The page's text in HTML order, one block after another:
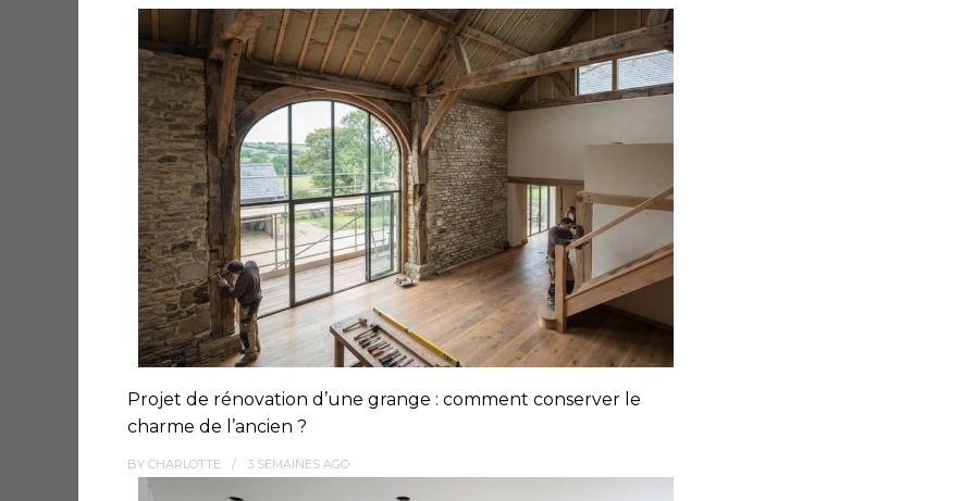
Projet de rénovation d’une grange : comment conserver le
charme de l’ancien ?
BY CHARLOTTE 3 SEMAINES AGO